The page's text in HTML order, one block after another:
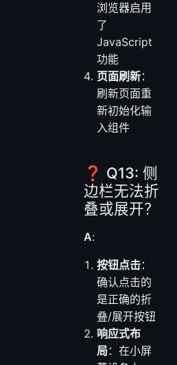
浏览器启用
了
JavaScript
功能
页面刷新：
刷新页面重
新初始化输
入组件
❓ Q13: 侧
边栏无法折
叠或展开？
A:
按钮点击：
确认点击的
是正确的折
叠/展开按钮
响应式布
局：在小屏